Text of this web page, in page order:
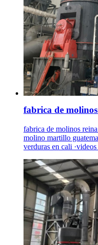
fabrica de
fabrica de molinos
molino martillo
verduras en cali